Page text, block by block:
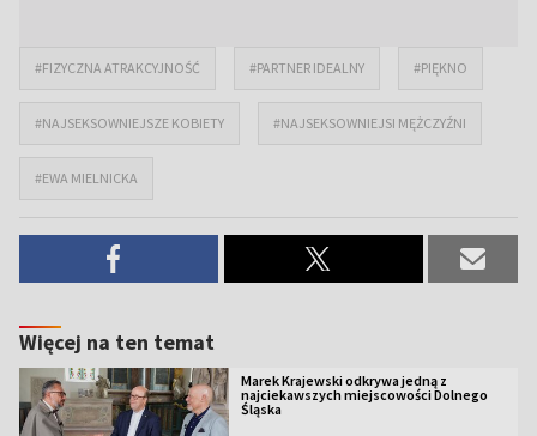
#FIZYCZNA ATRAKCYJNOŚĆ #PARTNER IDEALNY #PIĘKNO
#NAJSEKSOWNIEJSZE KOBIETY #NAJSEKSOWNIEJSI MĘŻCZYŹNI
#EWA MIELNICKA
Więcej na ten temat
Marek Krajewski odkrywa jedną z
najciekawszych miejscowości Dolnego
Śląska